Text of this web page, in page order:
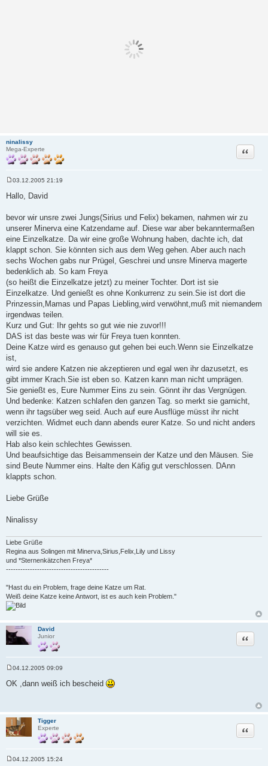
ninalissy
Mega-Experte
Zitat
e
i
r
a
g
03.12.2005 21:19
Hallo, David
bevor wir unsre zwei Jungs(Sirius und Felix) bekamen, nahmen wir zu
unserer Minerva eine Katzendame auf. Diese war aber bekanntermaßen
eine Einzelkatze. Da wir eine große Wohnung haben, dachte ich, dat
klappt schon. Sie könnten sich aus dem Weg gehen. Aber auch nach
sechs Wochen gabs nur Prügel, Geschrei und unsre Minerva magerte
bedenklich ab. So kam Freya
(so heißt die Einzelkatze jetzt) zu meiner Tochter. Dort ist sie
Einzelkatze. Und genießt es ohne Konkurrenz zu sein.Sie ist dort die
Prinzessin,Mamas und Papas Liebling,wird verwöhnt,muß mit niemandem
irgendwas teilen.
Kurz und Gut: Ihr gehts so gut wie nie zuvor!!!
DAS ist das beste was wir für Freya tuen konnten.
Deine Katze wird es genauso gut gehen bei euch.Wenn sie Einzelkatze
ist,
wird sie andere Katzen nie akzeptieren und egal wen ihr dazusetzt, es
gibt immer Krach.Sie ist eben so. Katzen kann man nicht umprägen.
Sie genießt es, Eure Nummer Eins zu sein. Gönnt ihr das Vergnügen.
Und bedenke: Katzen schlafen den ganzen Tag. so merkt sie garnicht,
wenn ihr tagsüber weg seid. Auch auf eure Ausflüge müsst ihr nicht
verzichten. Widmet euch dann abends eurer Katze. So und nicht anders
will sie es.
Hab also kein schlechtes Gewissen.
Und beaufsichtige das Beisammensein der Katze und den Mäusen. Sie
sind Beute Nummer eins. Halte den Käfig gut verschlossen. DAnn
klappts schon.
Liebe Grüße
Ninalissy
Liebe Grüße
Regina aus Solingen mit Minerva,Sirius,Felix,Lily und Lissy
und *Sternenkätzchen Freya*
-------------------------------------------
"Hast du ein Problem, frage deine Katze um Rat.
Weiß deine Katze keine Antwort, ist es auch kein Problem."
David
Junior
Zitat
e
i
g
04.12.2005 09:09
OK ,dann weiß ich bescheid
Tigger
Experte
Zitat
04.12.2005 15:24